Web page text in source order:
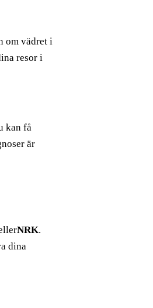
om vädret i
resor i
kan få
är
NRK.
dina